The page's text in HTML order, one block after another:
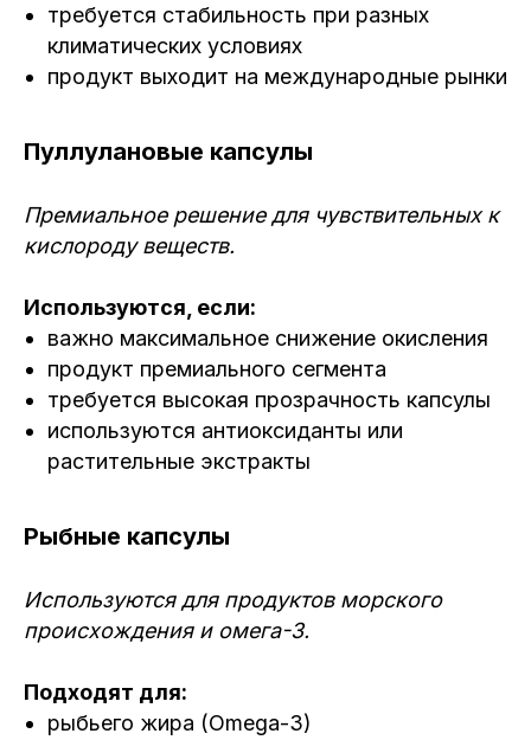
требуется стабильность при разных
климатических условиях
продукт выходит на международные рынки
Пуллулановые капсулы
Премиальное решение для чувствительных к
кислороду веществ.
Используются, если:
важно максимальное снижение окисления
продукт премиального сегмента
требуется высокая прозрачность капсулы
используются антиоксиданты или
растительные экстракты
Рыбные капсулы
Используются для продуктов морского
происхождения и омега-3.
Подходят для:
рыбьего жира (Omega-3)
© 2026 ООО «Фармакон» Все права защищены
+7 (342) 292-12-52
+7 (800) 600-28-0
order@phkon.ru
О компании Галерея
Офис: 614000, Пермский край, г.
Пермь, ул. Ленина, д. 26, оф. 407